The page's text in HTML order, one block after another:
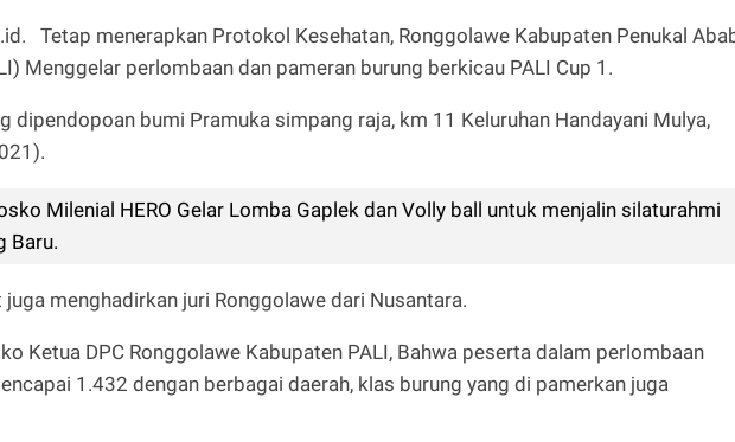
Tetap menerapkan Protokol Kesehatan, Ronggolawe Kabupaten Penukal
Menggelar perlombaan dan pameran burung berkicau PALI Cup 1.
dipendopoan bumi Pramuka simpang raja, km 11 Keluruhan Handayani Mulya,
Milenial HERO Gelar Lomba Gaplek dan Volly ball untuk menjalin silaturahmi
Baru.
menghadirkan juri Ronggolawe dari Nusantara.
Ketua DPC Ronggolawe Kabupaten PALI, Bahwa peserta dalam perlombaan
1.432 dengan berbagai daerah, klas burung yang di pamerkan juga